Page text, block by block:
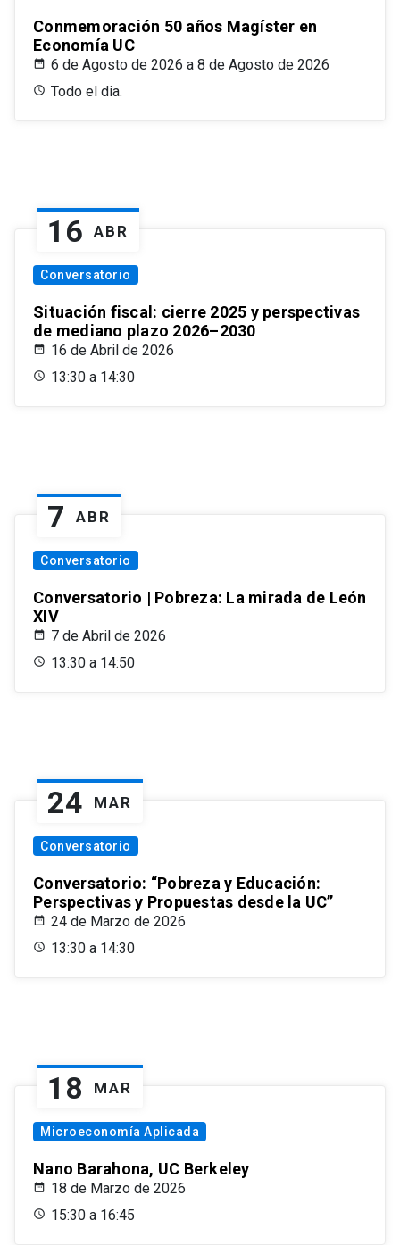
Conmemoración 50 años Magíster en
Economía UC
6 de Agosto de 2026 a 8 de Agosto de 2026
Todo el dia.
16 ABR
Conversatorio
Situación fiscal: cierre 2025 y perspectivas
de mediano plazo 2026–2030
16 de Abril de 2026
13:30 a 14:30
7 ABR
Conversatorio
Conversatorio | Pobreza: La mirada de León
XIV
7 de Abril de 2026
13:30 a 14:50
24 MAR
Conversatorio
Conversatorio: “Pobreza y Educación:
Perspectivas y Propuestas desde la UC”
24 de Marzo de 2026
13:30 a 14:30
18 MAR
Microeconomía Aplicada
Nano Barahona, UC Berkeley
18 de Marzo de 2026
15:30 a 16:45